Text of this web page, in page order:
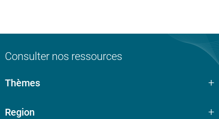
Consulter nos ressources
Thèmes
Region